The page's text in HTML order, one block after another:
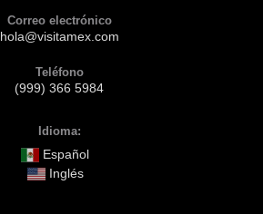
Correo electrónico
hola@visitamex.com
Teléfono
(999) 366 5984
Idioma:
Español
Inglés